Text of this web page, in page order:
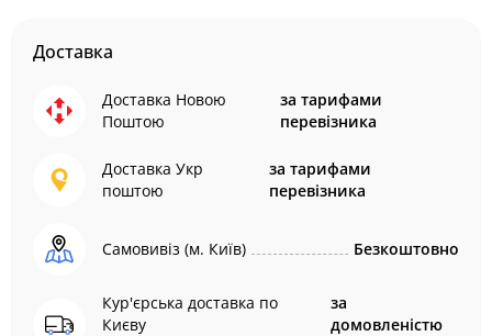
Доставка
Доставка Новою
Поштою
за тарифами
перевізника
Доставка Укр
поштою
за тарифами
перевізника
Самовивіз (м. Київ) Безкоштовно
Кур'єрська доставка по
Києву
за
домовленістю